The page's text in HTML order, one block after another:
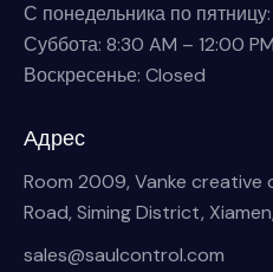
С понедельника по
Суббота: 8:30 AM – 12:00 PM
Воскресенье: Closed
Адрес
Room 2009, Vanke creative
Road, Siming District,
sales@saulcontrol.com